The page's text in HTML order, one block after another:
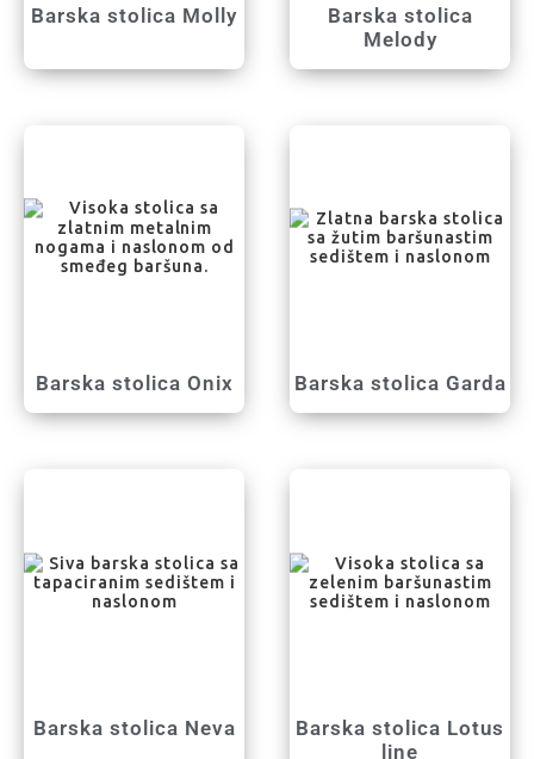
Barska stolica Molly
Barska stolica
Melody
Barska stolica Onix Barska stolica Garda
Barska stolica Neva
Barska stolica Lotus
line